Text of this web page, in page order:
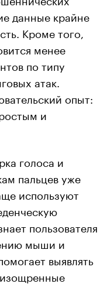
данные крайне
Кроме того,
менее
по типу
атак.
опыт:
и
голоса и
пальцев уже
используют
пользователя
мыши и
выявлять